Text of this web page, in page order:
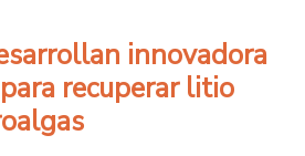
innovadora
recuperar litio